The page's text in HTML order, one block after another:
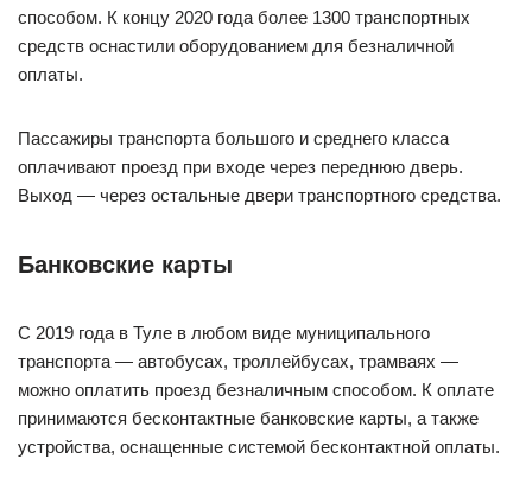
способом. К концу 2020 года более 1300 транспортных
средств оснастили оборудованием для безналичной
оплаты.
Пассажиры транспорта большого и среднего класса
оплачивают проезд при входе через переднюю дверь.
Выход — через остальные двери транспортного средства.
Банковские карты
С 2019 года в Туле в любом виде муниципального
транспорта — автобусах, троллейбусах, трамваях —
можно оплатить проезд безналичным способом. К оплате
принимаются бесконтактные банковские карты, а также
устройства, оснащенные системой бесконтактной оплаты.